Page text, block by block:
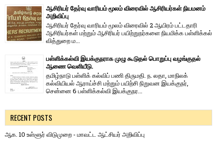
ஆசிரியர் தேர்வு வாரியம் மூலம் விரைவில் ஆசிரியர்கள் நியமனம்
அறிவிப்பு
ஆசிரியர் தேர்வு வாரி​யம் மூலம் விரை​வில் 2 ஆயிரம் பட்​ட​தாரி
ஆசிரியர்​கள் மற்​றும் ஆசிரியர் பயிற்றுநர்​களை நியமிக்க பள்​ளிக்​கல்​
வித்​துறை ம...
பள்ளிக்கல்வி இயக்குநராக முழு கூடுதல் பொறுப்பு வழங்குதல்
ஆணை வெளியீடு.
தமிழ்நாடு பள்ளிக் கல்விப் பணி திருமதி. ந. லதா, மாநிலக்
கல்வியியல் ஆராய்ச்சி மற்றும் பயிற்சி நிறுவன இயக்குநர்,
சென்னை 6 பள்ளிக்கல்வி இயக்குநர...
RECENT POSTS
ஆக. 10 உள்ளூர் விடுமுறை - மாவட்ட ஆட்சியர் அறிவிப்பு